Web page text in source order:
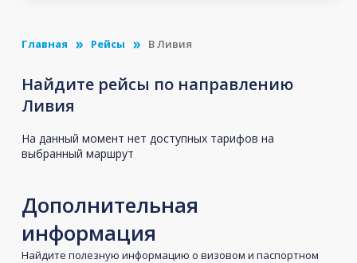
Главная Рейсы В Ливия
Найдите рейсы по направлению
Ливия
На данный момент нет доступных тарифов на
выбранный маршрут
Дополнительная
информация
Найдите полезную информацию о визовом и паспортном